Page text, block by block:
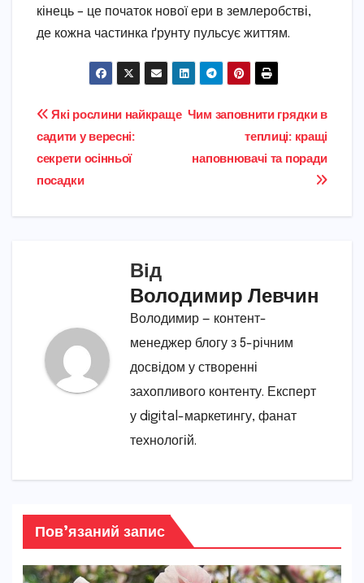
кінець – це початок нової ери в землеробстві,
де кожна частинка ґрунту пульсує життям.
Навігація
записів
Чим заповнити грядки в
теплиці: кращі
наповнювачі та поради
Які рослини найкраще
садити у вересні:
секрети осінньої
посадки
Від
Володимир Левчин
Володимир — контент-
менеджер блогу з 5-річним
досвідом у створенні
захопливого контенту. Експерт
у digital-маркетингу, фанат
технологій.
Пов’язаний запис